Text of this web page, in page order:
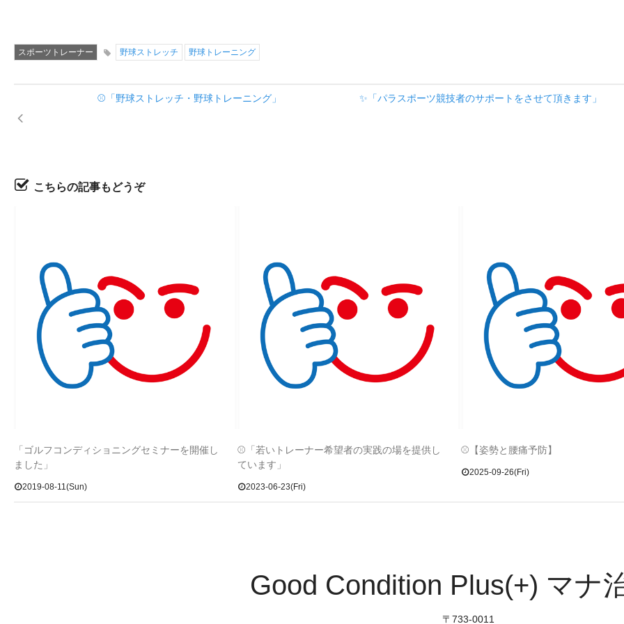
スポーツトレーナー 野球ストレッチ 野球トレーニング
⚾「野球ストレッチ・野球トレーニング」 ✨「パラスポーツ競技者のサポートをさせて頂きます」
こちらの記事もどうぞ
「ゴルフコンディショニングセミナーを開催し
ました」
2019-08-11(Sun)
⚾「若いトレーナー希望者の実践の場を提供し
ています」
2023-06-23(Fri)
⚾【姿勢と腰痛予防】
2025-09-26(Fri)
Good Condition Plus(+) マナ
〒733-0011